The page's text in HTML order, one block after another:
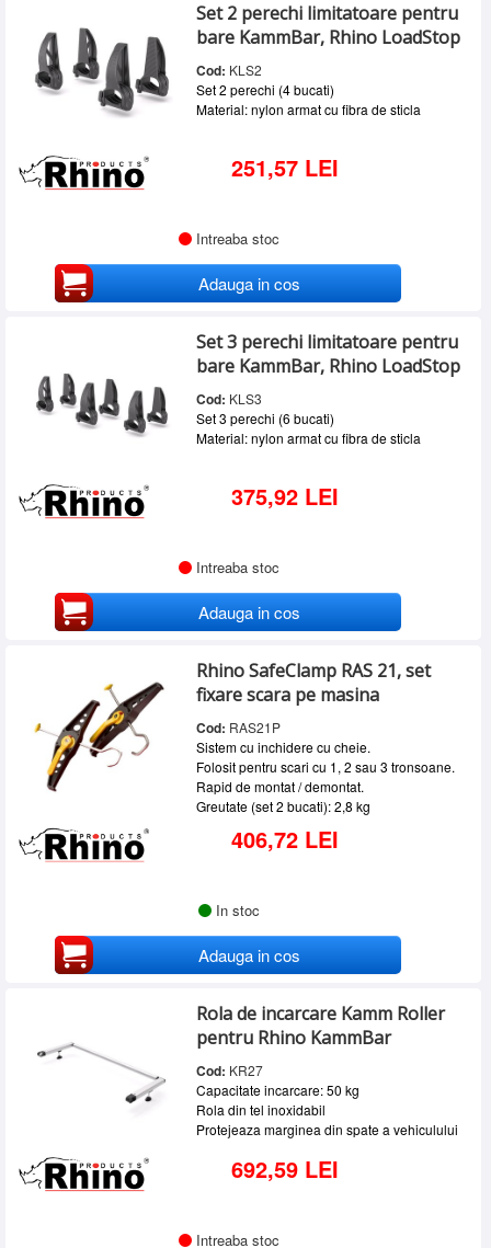
Set 2 perechi limitatoare pentru
bare KammBar, Rhino LoadStop
Cod: KLS2
Set 2 perechi (4 bucati)
Material: nylon armat cu fibra de sticla
251,57 LEI
Intreaba stoc
Adauga in cos
Set 3 perechi limitatoare pentru
bare KammBar, Rhino LoadStop
Cod: KLS3
Set 3 perechi (6 bucati)
Material: nylon armat cu fibra de sticla
375,92 LEI
Intreaba stoc
Adauga in cos
Rhino SafeClamp RAS 21, set
fixare scara pe masina
Cod: RAS21P
Sistem cu inchidere cu cheie.
Folosit pentru scari cu 1, 2 sau 3 tronsoane.
Rapid de montat / demontat.
Greutate (set 2 bucati): 2,8 kg
406,72 LEI
In stoc
Adauga in cos
Rola de incarcare Kamm Roller
pentru Rhino KammBar
Cod: KR27
Capacitate incarcare: 50 kg
Rola din tel inoxidabil
Protejeaza marginea din spate a vehiculului
692,59 LEI
Intreaba stoc